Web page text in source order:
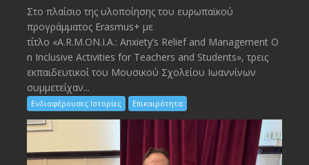
Στο πλαίσιο της υλοποίησης του ευρωπαϊκού
προγράμματος Erasmus+ με
τίτλο «A.R.M.ON.I.A.: Anxiety’s Relief and Management O
n Inclusive Activities for Teachers and Students», τρεις
εκπαιδευτικοί του Μουσικού Σχολείου Ιωαννίνων
συμμετείχαν...
Ενδιαφέρουσες Ιστορίες Επικαιρότητα